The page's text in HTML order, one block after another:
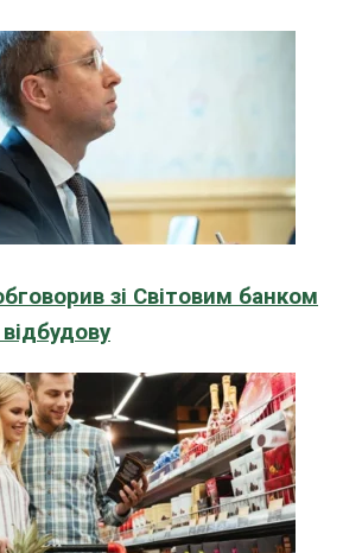
зі Світовим банком